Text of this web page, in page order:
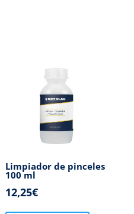
Limpiador de pinceles
100 ml
12,25€